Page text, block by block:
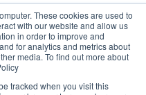
These cookies are used to
with our website and allow us
in order to improve and
for analytics and metrics about
media. To find out more about
tracked when you visit this